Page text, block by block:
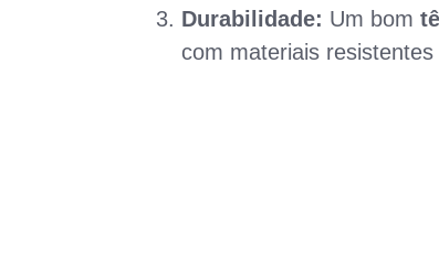
Durabilidade: Um bom
com materiais